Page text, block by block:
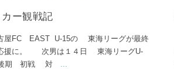
ー観戦記
屋FC EAST U-15の 東海リーグが最終
援に。 次男は１４日 東海リーグU-
期 初戦 対